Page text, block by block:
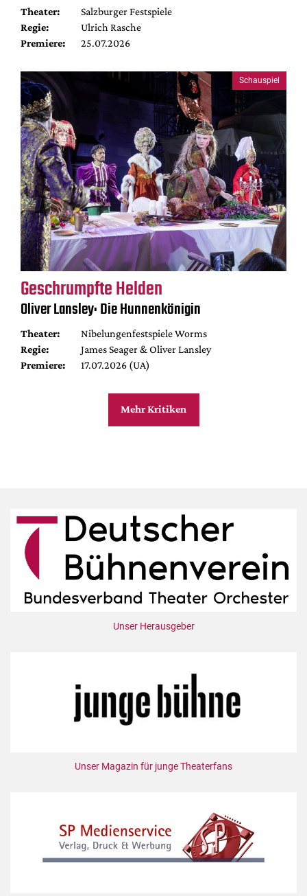
Theater:
Salzburger Festspiele
Regie:
Ulrich Rasche
Premiere:
25.07.2026
Schauspiel
Geschrumpfte Helden
Oliver Lansley: Die Hunnenkönigin
Theater:
Nibelungenfestspiele Worms
Regie:
James Seager & Oliver Lansley
Premiere:
17.07.2026 (UA)
Mehr Kritiken
Unser Herausgeber
Unser Magazin für junge Theaterfans